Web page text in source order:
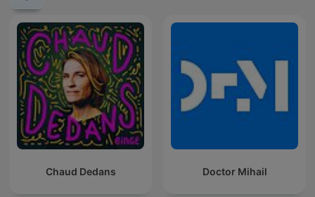
Chaud Dedans Doctor Mihail